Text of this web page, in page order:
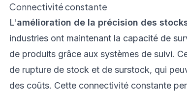
Connectivité constante
L'amélioration de la précision des
industries ont maintenant la capacité de
de produits grâce aux systèmes de suivi.
de rupture de stock et de surstock, qui
des coûts. Cette connectivité constante